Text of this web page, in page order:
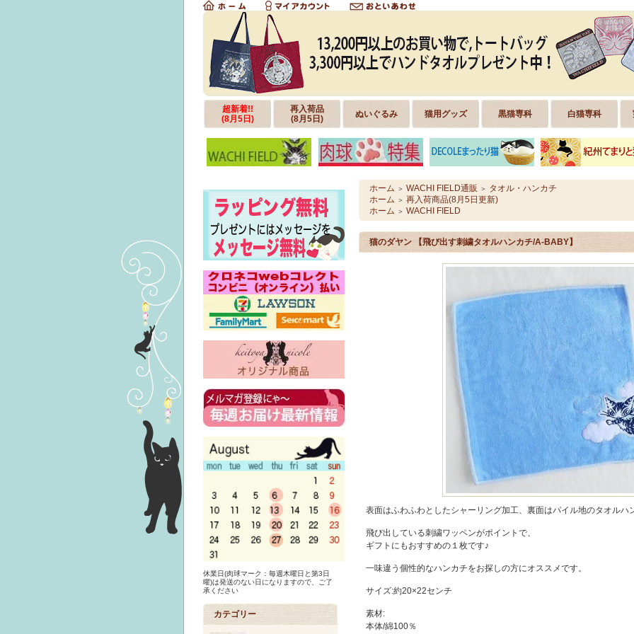
超新着!!
(8月5日)
再入荷品
(8月5日)
ぬいぐるみ 猫用グッズ 黒猫専科 白猫専科
休業日(肉球マーク：毎週木曜日と第3日
曜)は発送のない日になりますので、ご了
承ください
カテゴリー
ホーム ＞ WACHI FIELD通販 ＞ タオル・ハンカチ
ホーム ＞ 再入荷商品(8月5日更新)
ホーム ＞ WACHI FIELD
猫のダヤン 【飛び出す刺繍タオルハンカチ/A-BABY】
表面はふわふわとしたシャーリング加工、裏面はパイル地のタオルハ
飛び出している刺繍ワッペンがポイントで、
ギフトにもおすすめの１枚です♪
一味違う個性的なハンカチをお探しの方にオススメです。
サイズ:約20×22センチ
素材:
本体/綿100％